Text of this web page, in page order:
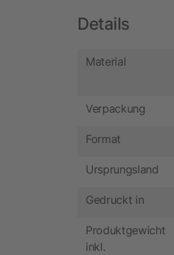
Details
Material
Verpackung
Format
Ursprungsland
Gedruckt in
Produktgewicht
inkl.